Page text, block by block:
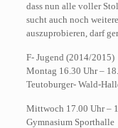
dass nun alle voller
sucht auch noch
auszuprobieren, darf
F- Jugend (2014/2015)
Montag 16.30 Uhr –
Teutoburger- Wald-
Mittwoch 17.00 Uhr –
Gymnasium Sporthalle